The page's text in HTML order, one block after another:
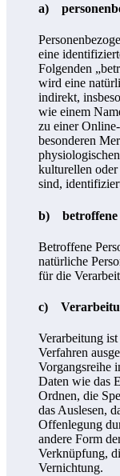
a)
eine
Folgenden
wird eine
indirekt,
wie einem
zu einer
besonderen
kulturellen oder
sind,
b) betroffene
Betroffene
natürliche
für die
c)
Verarbeitung
Verfahren
Vorgangsreihe
Daten wie das
Ordnen, die
das Auslesen,
Offenlegung
andere Form
Verknüpfung,
Vernichtung.